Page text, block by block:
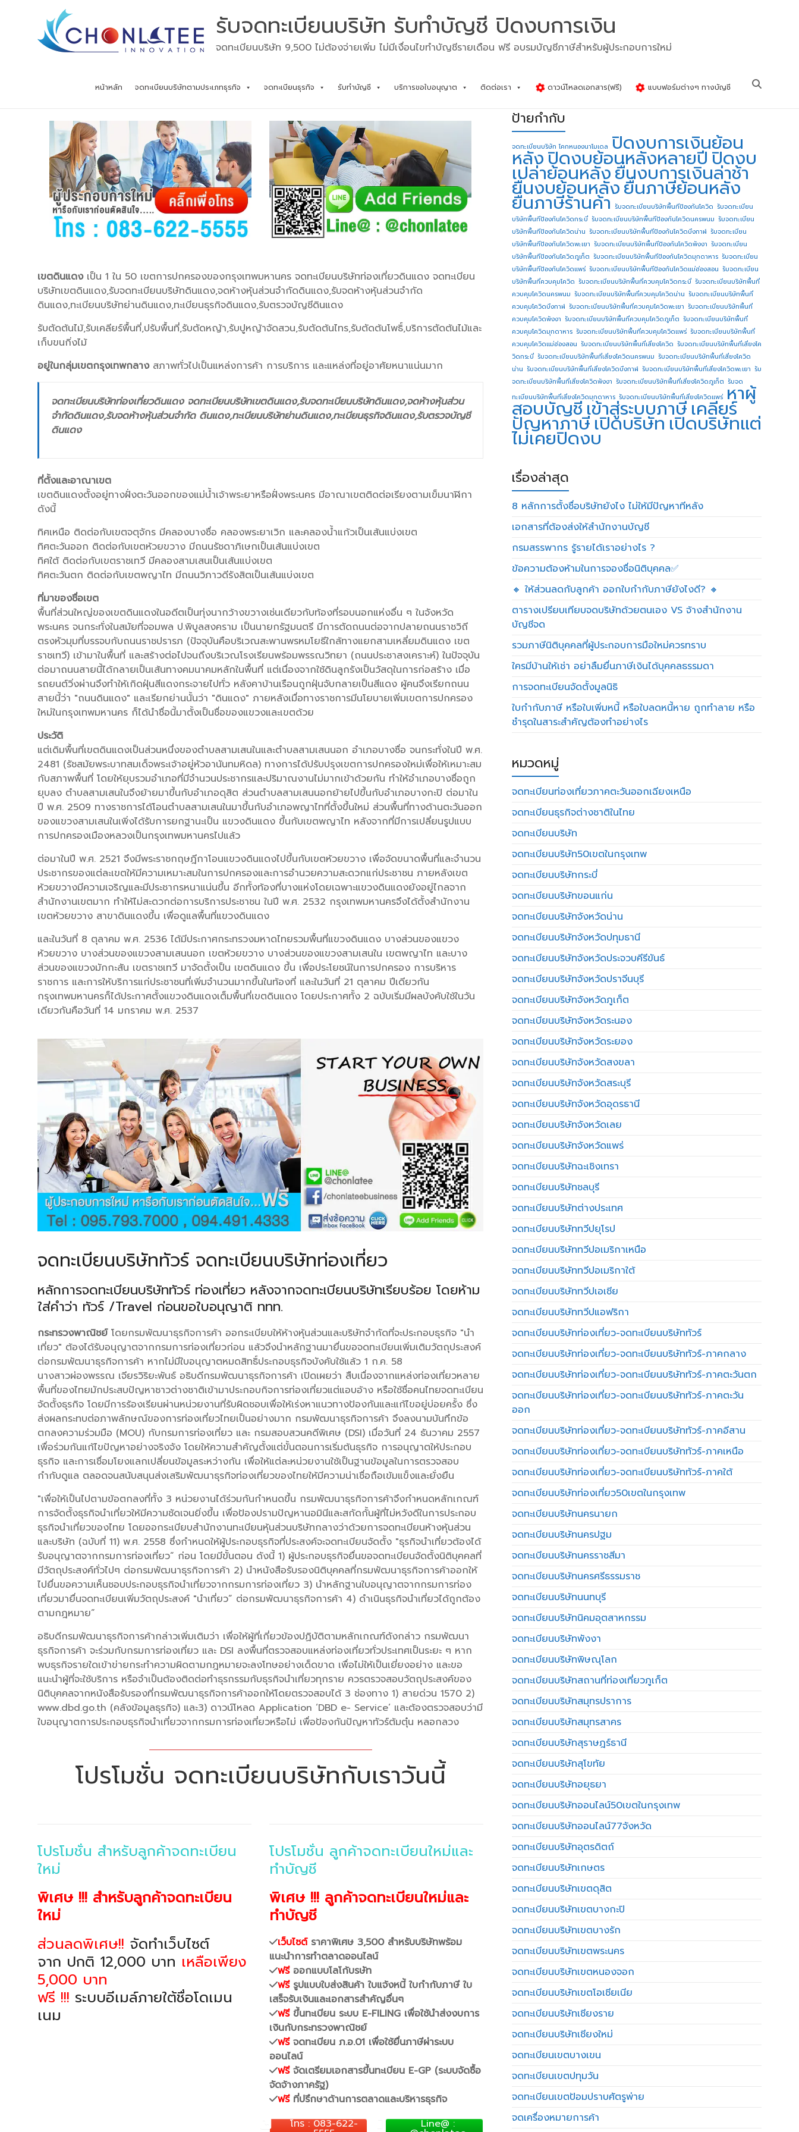
รับจดทะเบียนบริษัท รับทำบัญชี ปิดงบการเงิน
จดทะเบียนบริษัท 9,500 ไม่ต้องจ่ายเพิ่ม ไม่มีเงื่อนไขทำบัญชีรายเดือน ฟรี อบรมบัญชีภาษีสำหรับผู้ประกอบการใหม่
หน้าหลัก จดทะเบียนบริษัทตามประเภทธุรกิจ จดทะเบียนธุรกิจ รับทำบัญชี บริการขอใบอนุญาต ติดต่อเรา ดาวน์โหลดเอกสาร(ฟรี) แบบฟอร์มต่างๆ ทางบัญชี
เขตดินแดงเป็น 1 ใน 50 เขตการปกครองของกรุงเทพมหานคร จดทะเบียนบริษัทท่องเที่ยวดินแดง จดทะเบียน
บริษัทเขตดินแดง,รับจดทะเบียนบริษัทดินแดง,จดห้างหุ้นส่วนจำกัดดินแดง,รับจดห้างหุ้นส่วนจำกัด
ดินแดง,ทะเบียนบริษัทย่านดินแดง,ทะเบียนธุรกิจดินแดง,รับตรวจบัญชีดินแดง
รับตัดต้นไม้,รับเคลียร์พื้นที่,ปรับพื้นที่,รับตัดหญ้า,รับปูหญ้าจัดสวน,รับตัดต้นไทร,รับตัดต้นโพธิ์,บริการตัดต้นไม้และ
เก็บขนกิ่งไม้
อยู่ในกลุ่มเขตกรุงเทพกลางสภาพทั่วไปเป็นแหล่งการค้า การบริการ และแหล่งที่อยู่อาศัยหนาแน่นมาก
จดทะเบียนบริษัทท่องเที่ยวดินแดง จดทะเบียนบริษัทเขตดินแดง,รับจดทะเบียนบริษัทดินแดง,จดห้างหุ้นส่วน
จำกัดดินแดง,รับจดห้างหุ้นส่วนจำกัด ดินแดง,ทะเบียนบริษัทย่านดินแดง,ทะเบียนธุรกิจดินแดง,รับตรวจบัญชี
ดินแดง
ที่ตั้งและอาณาเขต
เขตดินแดงตั้งอยู่ทางฝั่งตะวันออกของแม่น้ำเจ้าพระยาหรือฝั่งพระนคร มีอาณาเขตติดต่อเรียงตามเข็มนาฬิกา
ดังนี้
ทิศเหนือ ติดต่อกับเขตจตุจักร มีคลองบางซื่อ คลองพระยาเวิก และคลองน้ำแก้วเป็นเส้นแบ่งเขต
ทิศตะวันออก ติดต่อกับเขตห้วยขวาง มีถนนรัชดาภิเษกเป็นเส้นแบ่งเขต
ทิศใต้ ติดต่อกับเขตราชเทวี มีคลองสามเสนเป็นเส้นแบ่งเขต
ทิศตะวันตก ติดต่อกับเขตพญาไท มีถนนวิภาวดีรังสิตเป็นเส้นแบ่งเขต
ที่มาของชื่อเขต
พื้นที่ส่วนใหญ่ของเขตดินแดงในอดีตเป็นทุ่งนากว้างขวางเช่นเดียวกับท้องที่รอบนอกแห่งอื่น ๆ ในจังหวัด
พระนคร จนกระทั่งในสมัยที่จอมพล ป.พิบูลสงคราม เป็นนายกรัฐมนตรี มีการตัดถนนต่อจากปลายถนนราชวิถี
ตรงหัวมุมที่บรรจบกับถนนราชปรารภ (ปัจจุบันคือบริเวณสะพานพรหมโยธีใกล้ทางแยกสามเหลี่ยมดินแดง เขต
ราชเทวี) เข้ามาในพื้นที่ และสร้างต่อไปจนถึงบริเวณโรงเรียนพร้อมพรรณวิทยา (ถนนประชาสงเคราะห์) ในปัจจุบัน
ต่อมาถนนสายนี้ได้กลายเป็นเส้นทางคมนาคมหลักในพื้นที่ แต่เนื่องจากใช้ดินลูกรังเป็นวัสดุในการก่อสร้าง เมื่อ
รถยนต์วิ่งผ่านจึงทำให้เกิดฝุ่นสีแดงกระจายไปทั่ว หลังคาบ้านเรือนถูกฝุ่นจับกลายเป็นสีแดง ผู้คนจึงเรียกถนน
สายนี้ว่า "ถนนดินแดง" และเรียกย่านนั้นว่า "ดินแดง" ภายหลังเมื่อทางราชการมีนโยบายเพิ่มเขตการปกครอง
ใหม่ในกรุงเทพมหานคร ก็ได้นำชื่อนี้มาตั้งเป็นชื่อของแขวงและเขตด้วย
ประวัติ
แต่เดิมพื้นที่เขตดินแดงเป็นส่วนหนึ่งของตำบลสามเสนในและตำบลสามเสนนอก อำเภอบางซื่อ จนกระทั่งในปี พ.ศ.
2481 (รัชสมัยพระบาทสมเด็จพระเจ้าอยู่หัวอานันทมหิดล) ทางการได้ปรับปรุงเขตการปกครองใหม่เพื่อให้เหมาะสม
กับสภาพพื้นที่ โดยให้ยุบรวมอำเภอที่มีจำนวนประชากรและปริมาณงานไม่มากเข้าด้วยกัน ทำให้อำเภอบางซื่อถูก
ยุบลง ตำบลสามเสนในจึงย้ายมาขึ้นกับอำเภอดุสิต ส่วนตำบลสามเสนนอกย้ายไปขึ้นกับอำเภอบางกะปิ ต่อมาใน
ปี พ.ศ. 2509 ทางราชการได้โอนตำบลสามเสนในมาขึ้นกับอำเภอพญาไทที่ตั้งขึ้นใหม่ ส่วนพื้นที่ทางด้านตะวันออก
ของแขวงสามเสนในเพิ่งได้รับการยกฐานะเป็น แขวงดินแดง ขึ้นกับเขตพญาไท หลังจากที่มีการเปลี่ยนรูปแบบ
การปกครองเมืองหลวงเป็นกรุงเทพมหานครไปแล้ว
ต่อมาในปี พ.ศ. 2521 จึงมีพระราชกฤษฎีกาโอนแขวงดินแดงไปขึ้นกับเขตห้วยขวาง เพื่อจัดขนาดพื้นที่และจำนวน
ประชากรของแต่ละเขตให้มีความเหมาะสมในการปกครองและการอำนวยความสะดวกแก่ประชาชน ภายหลังเขต
ห้วยขวางมีความเจริญและมีประชากรหนาแน่นขึ้น อีกทั้งท้องที่บางแห่งโดยเฉพาะแขวงดินแดงยังอยู่ไกลจาก
สำนักงานเขตมาก ทำให้ไม่สะดวกต่อการบริการประชาชน ในปี พ.ศ. 2532 กรุงเทพมหานครจึงได้ตั้งสำนักงาน
เขตห้วยขวาง สาขาดินแดงขึ้น เพื่อดูแลพื้นที่แขวงดินแดง
และในวันที่ 8 ตุลาคม พ.ศ. 2536 ได้มีประกาศกระทรวงมหาดไทยรวมพื้นที่แขวงดินแดง บางส่วนของแขวง
ห้วยขวาง บางส่วนของแขวงสามเสนนอก เขตห้วยขวาง บางส่วนของแขวงสามเสนใน เขตพญาไท และบาง
ส่วนของแขวงมักกะสัน เขตราชเทวี มาจัดตั้งเป็น เขตดินแดง ขึ้น เพื่อประโยชน์ในการปกครอง การบริหาร
ราชการ และการให้บริการแก่ประชาชนที่เพิ่มจำนวนมากขึ้นในท้องที่ และในวันที่ 21 ตุลาคม ปีเดียวกัน
กรุงเทพมหานครก็ได้ประกาศตั้งแขวงดินแดงเต็มพื้นที่เขตดินแดง โดยประกาศทั้ง 2 ฉบับเริ่มมีผลบังคับใช้ในวัน
เดียวกันคือวันที่ 14 มกราคม พ.ศ. 2537
จดทะเบียนบริษัททัวร์ จดทะเบียนบริษัทท่องเที่ยว
หลักการจดทะเบียนบริษัททัวร์ ท่องเที่ยว หลังจากจดทะเบียนบริษัทเรียบร้อย โดยห้าม
ใส่คำว่า ทัวร์ /Travel ก่อนขอใบอนุญาติ ททท.
กระทรวงพาณิชย์โดยกรมพัฒนาธุรกิจการค้า ออกระเบียบให้ห้างหุ้นส่วนและบริษัทจำกัดที่จะประกอบธุรกิจ "นำ
เที่ยว" ต้องได้รับอนุญาตจากกรมการท่องเที่ยวก่อน แล้วจึงนำหลักฐานมายื่นขอจดทะเบียนเพิ่มเติมวัตถุประสงค์
ต่อกรมพัฒนาธุรกิจการค้า หากไม่มีใบอนุญาตหมดสิทธิ์ประกอบธุรกิจบังคับใช้แล้ว 1 ก.ค. 58
นางสาวผ่องพรรณ เจียรวิริยะพันธ์ อธิบดีกรมพัฒนาธุรกิจการค้า เปิดเผยว่า สืบเนื่องจากแหล่งท่องเที่ยวหลาย
พื้นที่ของไทยมักประสบปัญหาชาวต่างชาติเข้ามาประกอบกิจการท่องเที่ยวแต่แอบอ้าง หรือใช้ชื่อคนไทยจดทะเบียน
จัดตั้งธุรกิจ โดยมีการร้องเรียนผ่านหน่วยงานที่รับผิดชอบเพื่อให้เร่งหาแนวทางป้องกันและแก้ไขอยู่บ่อยครั้ง ซึ่ง
ส่งผลกระทบต่อภาพลักษณ์ของการท่องเที่ยวไทยเป็นอย่างมาก กรมพัฒนาธุรกิจการค้า จึงลงนามบันทึกข้อ
ตกลงความร่วมมือ (MOU) กับกรมการท่องเที่ยว และ กรมสอบสวนคดีพิเศษ (DSI) เมื่อวันที่ 24 ธันวาคม 2557
เพื่อร่วมกันแก้ไขปัญหาอย่างจริงจัง โดยให้ความสำคัญตั้งแต่ขั้นตอนการเริ่มต้นธุรกิจ การอนุญาตให้ประกอบ
ธุรกิจ และการเชื่อมโยงแลกเปลี่ยนข้อมูลระหว่างกัน เพื่อให้แต่ละหน่วยงานใช้เป็นฐานข้อมูลในการตรวจสอบ
กำกับดูแล ตลอดจนสนับสนุนส่งเสริมพัฒนาธุรกิจท่องเที่ยวของไทยให้มีความน่าเชื่อถือเข้มแข็งและยั่งยืน
"เพื่อให้เป็นไปตามข้อตกลงที่ทั้ง 3 หน่วยงานได้ร่วมกันกำหนดขึ้น กรมพัฒนาธุรกิจการค้าจึงกำหนดหลักเกณฑ์
การจัดตั้งธุรกิจนำเที่ยวให้มีความชัดเจนยิ่งขึ้น เพื่อป้องปรามปัญหานอมินีและสกัดกั้นผู้ที่ไม่หวังดีในการประกอบ
ธุรกิจนำเที่ยวของไทย โดยออกระเบียบสำนักงานทะเบียนหุ้นส่วนบริษัทกลางว่าด้วยการจดทะเบียนห้างหุ้นส่วน
และบริษัท (ฉบับที่ 11) พ.ศ. 2558 ซึ่งกำหนดให้ผู้ประกอบธุรกิจที่ประสงค์จะจดทะเบียนจัดตั้ง "ธุรกิจนำเที่ยวต้องได้
รับอนุญาตจากกรมการท่องเที่ยว” ก่อน โดยมีขั้นตอน ดังนี้ 1) ผู้ประกอบธุรกิจยื่นขอจดทะเบียนจัดตั้งนิติบุคคลที่
มีวัตถุประสงค์ทั่วไปๆ ต่อกรมพัฒนาธุรกิจการค้า 2) นำหนังสือรับรองนิติบุคคลที่กรมพัฒนาธุรกิจการค้าออกให้
ไปยื่นขอความเห็นชอบประกอบธุรกิจนำเที่ยวจากกรมการท่องเที่ยว 3) นำหลักฐานใบอนุญาตจากกรมการท่อง
เที่ยวมายื่นจดทะเบียนเพิ่มวัตถุประสงค์ "นำเที่ยว” ต่อกรมพัฒนาธุรกิจการค้า 4) ดำเนินธุรกิจนำเที่ยวได้ถูกต้อง
ตามกฎหมาย”
อธิบดีกรมพัฒนาธุรกิจการค้ากล่าวเพิ่มเติมว่า เพื่อให้ผู้ที่เกี่ยวข้องปฏิบัติตามหลักเกณฑ์ดังกล่าว กรมพัฒนา
ธุรกิจการค้า จะร่วมกับกรมการท่องเที่ยว และ DSI ลงพื้นที่ตรวจสอบแหล่งท่องเที่ยวทั่วประเทศเป็นระยะ ๆ หาก
พบธุรกิจรายใดเข้าข่ายกระทำความผิดตามกฎหมายจะลงโทษอย่างเด็ดขาด เพื่อไม่ให้เป็นเยี่ยงอย่าง และขอ
แนะนำผู้ที่จะใช้บริการ หรือจำเป็นต้องติดต่อทำธุรกรรมกับธุรกิจนำเที่ยวทุกราย ควรตรวจสอบวัตถุประสงค์ของ
นิติบุคคลจากหนังสือรับรองที่กรมพัฒนาธุรกิจการค้าออกให้โดยตรวจสอบได้ 3 ช่องทาง 1) สายด่วน 1570 2)
www.dbd.go.th (คลังข้อมูลธุรกิจ) และ3) ดาวน์โหลด Application ‘DBD e- Service’ และต้องตรวจสอบว่ามี
ใบอนุญาตการประกอบธุรกิจนำเที่ยวจากกรมการท่องเที่ยวหรือไม่ เพื่อป้องกันปัญหาทัวร์ต้มตุ๋น หลอกลวง
โปรโมชั่น จดทะเบียนบริษัทกับเราวันนี้
โปรโมชั่น สำหรับลูกค้าจดทะเบียน
ใหม่
พิเศษ !!! สำหรับลูกค้าจดทะเบียน
ใหม่
ส่วนลดพิเศษ!! จัดทำเว็บไซต์
จาก ปกติ 12,000 บาท เหลือเพียง
5,000 บาท
ฟรี !!! ระบบอีเมล์ภายใต้ชื่อโดเมน
เนม
โปรโมชั่น ลูกค้าจดทะเบียนใหม่และ
ทำบัญชี
พิเศษ !!! ลูกค้าจดทะเบียนใหม่และ
ทำบัญชี
เว็บไซต์ราคาพิเศษ 3,500 สำหรับบริษัทพร้อม
แนะนำการทำตลาดออนไลน์
ฟรีออกแบบโลโก้บรษัท
ฟรีรูปแบบใบส่งสินค้า ใบแจ้งหนี้ ใบกำกับภาษี ใบ
เสร็จรับเงินและเอกสารสำคัญอื่นๆ
ฟรีขึ้นทะเบียน ระบบ E-FILING เพื่อใช้นำส่งงบการ
เงินกับกระทรวงพาณิชย์
ฟรีจดทะเบียน ภ.อ.01 เพื่อใช้ยื่นภาษีผ่าระบบ
ออนไลน์
ฟรีจัดเตรียมเอกสารขึ้นทะเบียน E-GP (ระบบจัดซื้อ
จัดจ้างภาครัฐ)
ฟรีที่ปรึกษาด้านการตลาดและบริหารธุรกิจ
โทร : 083-622-
Line@ :
ป้ายกำกับ
จดทะเบียนบริษัท โคกหนองนาโมเดล ปิดงบการเงินย้อน
หลังปิดงบย้อนหลังหลายปี ปิดงบ
เปล่าย้อนหลังยื่นงบการเงินล่าช้า
ยื่นงบย้อนหลังยื่นภาษีย้อนหลัง
ยื่นภาษีร้านค้า รับจดทะเบียนบริษัทพื้นทีป้องกันโควิด รับจดทะเบียน
บริษัทพื้นทีป้องกันโควิดกระบี่ รับจดทะเบียนบริษัทพื้นทีป้องกันโควิดนครพนม รับจดทะเบียน
บริษัทพื้นทีป้องกันโควิดน่าน รับจดทะเบียนบริษัทพื้นทีป้องกันโควิดบึงกาฬ รับจดทะเบียน
บริษัทพื้นทีป้องกันโควิดพะเยา รับจดทะเบียนบริษัทพื้นทีป้องกันโควิดพังงา รับจดทะเบียน
บริษัทพื้นทีป้องกันโควิดภูเก็ต รับจดทะเบียนบริษัทพื้นทีป้องกันโควิดมุกดาหาร รับจดทะเบียน
บริษัทพื้นทีป้องกันโควิดแพร่ รับจดทะเบียนบริษัทพื้นทีป้องกันโควิดแม่ฮ่องสอน รับจดทะเบียน
บริษัทพื้นที่ควบคุมโควิด รับจดทะเบียนบริษัทพื้นที่ควบคุมโควิดกระบี่ รับจดทะเบียนบริษัทพื้นที่
ควบคุมโควิดนครพนม รับจดทะเบียนบริษัทพื้นที่ควบคุมโควิดน่าน รับจดทะเบียนบริษัทพื้นที่
ควบคุมโควิดบึงกาฬ รับจดทะเบียนบริษัทพื้นที่ควบคุมโควิดพะเยา รับจดทะเบียนบริษัทพื้นที่
ควบคุมโควิดพังงา รับจดทะเบียนบริษัทพื้นที่ควบคุมโควิดภูเก็ต รับจดทะเบียนบริษัทพื้นที่
ควบคุมโควิดมุกดาหาร รับจดทะเบียนบริษัทพื้นที่ควบคุมโควิดแพร่ รับจดทะเบียนบริษัทพื้นที่
ควบคุมโควิดแม่ฮ่องสอน รับจดทะเบียนบริษัทพื้นที่เสี่ยงโควิด รับจดทะเบียนบริษัทพื้นที่เสี่ยงโค
วิดกระบี่ รับจดทะเบียนบริษัทพื้นที่เสี่ยงโควิดนครพนม รับจดทะเบียนบริษัทพื้นที่เสี่ยงโควิด
น่าน รับจดทะเบียนบริษัทพื้นที่เสี่ยงโควิดบึงกาฬ รับจดทะเบียนบริษัทพื้นที่เสี่ยงโควิดพะเยา รับ
จดทะเบียนบริษัทพื้นที่เสี่ยงโควิดพังงา รับจดทะเบียนบริษัทพื้นที่เสี่ยงโควิดภูเก็ต รับจด
ทะเบียนบริษัทพื้นที่เสี่ยงโควิดมุกดาหาร รับจดทะเบียนบริษัทพื้นที่เสี่ยงโควิดแพร่ หาผู้
สอบบัญชี เข้าสู่ระบบภาษี เคลียร์
ปัญหาภาษีเปิดบริษัทเปิดบริษัทแต่
ไม่เคยปิดงบ
เรื่องล่าสุด
8 หลักการตั้งชื่อบริษัทยังไง ไม่ให้มีปัญหาทีหลัง
เอกสารที่ต้องส่งให้สำนักงานบัญชี
กรมสรรพากร รู้รายได้เราอย่างไร ?
ข้อความต้องห้ามในการจองชื่อนิติบุคคล✅
🔸 ให้ส่วนลดกับลูกค้า ออกใบกำกับภาษียังไงดี? 🔸
ตารางเปรียบเทียบจดบริษัทด้วยตนเอง VS จ้างสำนักงาน
บัญชีจด
รวมภาษีนิติบุคคลที่ผู้ประกอบการมือใหม่ควรทราบ
ใครมีบ้านให้เช่า อย่าลืมยื่นภาษีเงินได้บุคคลธรรมดา
การจดทะเบียนจัดตั้งมูลนิธิ
ใบกำกับภาษี หรือใบเพิ่มหนี้ หรือใบลดหนี้หาย ถูกทำลาย หรือ
ชำรุดในสาระสำคัญต้องทำอย่างไร
หมวดหมู่
จดทะเบียนท่องเที่ยวภาคตะวันออกเฉียงเหนือ
จดทะเบียนธุรกิจต่างชาติในไทย
จดทะเบียนบริษัท
จดทะเบียนบริษัท50เขตในกรุงเทพ
จดทะเบียนบริษัทกระบี่
จดทะเบียนบริษัทขอนแก่น
จดทะเบียนบริษัทจังหวัดน่าน
จดทะเบียนบริษัทจังหวัดปทุมธานี
จดทะเบียนบริษัทจังหวัดประจวบคีรีขันธ์
จดทะเบียนบริษัทจังหวัดปราจีนบุรี
จดทะเบียนบริษัทจังหวัดภูเก็ต
จดทะเบียนบริษัทจังหวัดระนอง
จดทะเบียนบริษัทจังหวัดระยอง
จดทะเบียนบริษัทจังหวัดสงขลา
จดทะเบียนบริษัทจังหวัดสระบุรี
จดทะเบียนบริษัทจังหวัดอุดรธานี
จดทะเบียนบริษัทจังหวัดเลย
จดทะเบียนบริษัทจังหวัดแพร่
จดทะเบียนบริษัทฉะเชิงเทรา
จดทะเบียนบริษัทชลบุรี
จดทะเบียนบริษัทต่างประเทศ
จดทะเบียนบริษัททวีปยุโรป
จดทะเบียนบริษัททวีปอเมริกาเหนือ
จดทะเบียนบริษัททวีปอเมริกาใต้
จดทะเบียนบริษัททวีปเอเชีย
จดทะเบียนบริษัททวีปแอฟริกา
จดทะเบียนบริษัทท่องเที่ยว-จดทะเบียนบริษัททัวร์
จดทะเบียนบริษัทท่องเที่ยว-จดทะเบียนบริษัททัวร์-ภาคกลาง
จดทะเบียนบริษัทท่องเที่ยว-จดทะเบียนบริษัททัวร์-ภาคตะวันตก
จดทะเบียนบริษัทท่องเที่ยว-จดทะเบียนบริษัททัวร์-ภาคตะวัน
ออก
จดทะเบียนบริษัทท่องเที่ยว-จดทะเบียนบริษัททัวร์-ภาคอีสาน
จดทะเบียนบริษัทท่องเที่ยว-จดทะเบียนบริษัททัวร์-ภาคเหนือ
จดทะเบียนบริษัทท่องเที่ยว-จดทะเบียนบริษัททัวร์-ภาคใต้
จดทะเบียนบริษัทท่องเที่ยว50เขตในกรุงเทพ
จดทะเบียนบริษัทนครนายก
จดทะเบียนบริษัทนครปฐม
จดทะเบียนบริษัทนครราชสีมา
จดทะเบียนบริษัทนครศรีธรรมราช
จดทะเบียนบริษัทนนทบุรี
จดทะเบียนบริษัทนิคมอุตสาหกรรม
จดทะเบียนบริษัทพังงา
จดทะเบียนบริษัทพิษณุโลก
จดทะเบียนบริษัทสถานที่ท่องเที่ยวภูเก็ต
จดทะเบียนบริษัทสมุทรปราการ
จดทะเบียนบริษัทสมุทรสาคร
จดทะเบียนบริษัทสุราษฎร์ธานี
จดทะเบียนบริษัทสุโขทัย
จดทะเบียนบริษัทอยุธยา
จดทะเบียนบริษัทออนไลน์50เขตในกรุงเทพ
จดทะเบียนบริษัทออนไลน์77จังหวัด
จดทะเบียนบริษัทอุตรดิตถ์
จดทะเบียนบริษัทเกษตร
จดทะเบียนบริษัทเขตดุสิต
จดทะเบียนบริษัทเขตบางกะปิ
จดทะเบียนบริษัทเขตบางรัก
จดทะเบียนบริษัทเขตพระนคร
จดทะเบียนบริษัทเขตหนองจอก
จดทะเบียนบริษัทเขตโอเชียเนีย
จดทะเบียนบริษัทเชียงราย
จดทะเบียนบริษัทเชียงใหม่
จดทะเบียนเขตบางเขน
จดทะเบียนเขตปทุมวัน
จดทะเบียนเขตป้อมปราบศัตรูพ่าย
จดเครื่องหมายการค้า